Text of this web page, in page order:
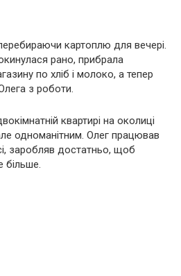
картоплю для вечері.
рано, прибрала
по хліб і молоко, а тепер
з роботи.
квартирі на околиці
одноманітним. Олег працював
заробляв достатньо, щоб
більше.